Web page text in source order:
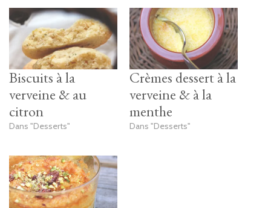
Biscuits à la
verveine & au
citron
Dans "Desserts"
Crèmes dessert à la
verveine & à la
menthe
Dans "Desserts"